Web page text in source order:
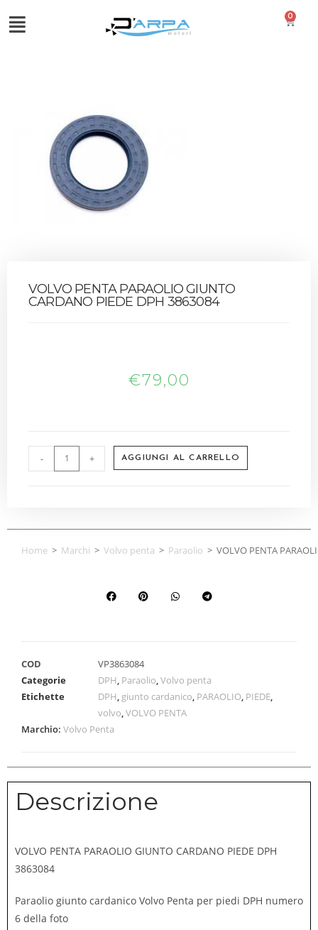
0
VOLVO PENTA PARAOLIO GIUNTO
CARDANO PIEDE DPH 3863084
€79,00
- + AGGIUNGI AL CARRELLO
Home > Marchi > Volvo penta > Paraolio > VOLVO PENTA
COD
VP3863084
Categorie
DPH, Paraolio,Volvo penta
Etichette
DPH, giunto cardanico, PARAOLIO, PIEDE,
volvo,VOLVO PENTA
Marchio: Volvo Penta
Descrizione
VOLVO PENTA PARAOLIO GIUNTO CARDANO PIEDE DPH
3863084
Paraolio giunto cardanico Volvo Penta per piedi DPH numero
6 della foto